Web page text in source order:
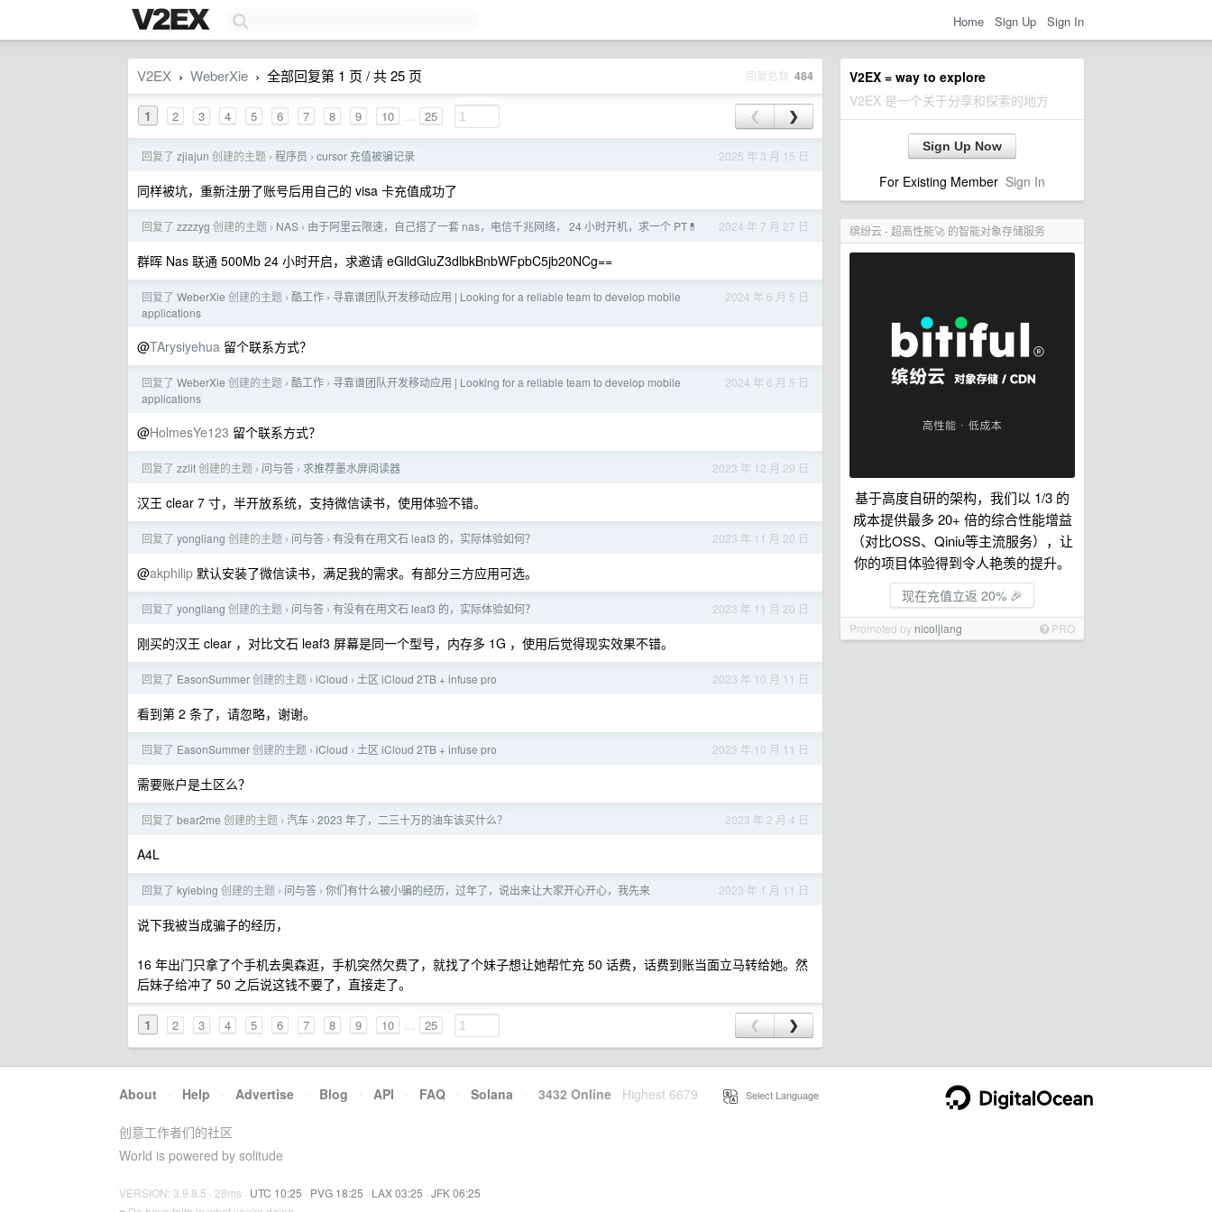
Home Sign Up Sign In
V2EX = way to explore
V2EX 是一个关于分享和探索的地方
Sign Up Now
For Existing Member Sign In
缤纷云 - 超高性能🚀 的智能对象存储服务
基于高度自研的架构，我们以 1/3 的
成本提供最多 20+ 倍的综合性能增益
（对比OSS、Qiniu等主流服务），让
你的项目体验得到令人艳羡的提升。
现在充值立返 20% 🎉
Promoted by nicoljiang PRO
V2EX › WeberXie › 全部回复第 1 页 / 共 25 页 回复总数 484
1 2 3 4 5 6 7 8 9 10 ... 25 ❮ ❯
2025 年 3 月 15 日
回复了 zjiajun 创建的主题 › 程序员 › cursor 充值被骗记录
同样被坑，重新注册了账号后用自己的 visa 卡充值成功了
2024 年 7 月 27 日
回复了 zzzzyg 创建的主题 › NAS › 由于阿里云限速，自己搭了一套 nas，电信千兆网络， 24 小时开机，求一个 PT💊
群晖 Nas 联通 500Mb 24 小时开启，求邀请 eGlldGluZ3dlbkBnbWFpbC5jb20NCg==
2024 年 6 月 5 日
回复了 WeberXie 创建的主题 › 酷工作 › 寻靠谱团队开发移动应用 | Looking for a reliable team to develop mobile
applications
@TArysiyehua 留个联系方式？
2024 年 6 月 5 日
回复了 WeberXie 创建的主题 › 酷工作 › 寻靠谱团队开发移动应用 | Looking for a reliable team to develop mobile
applications
@HolmesYe123 留个联系方式？
2023 年 12 月 29 日
回复了 zzlit创建的主题 › 问与答 › 求推荐墨水屏阅读器
汉王 clear 7 寸，半开放系统，支持微信读书，使用体验不错。
2023 年 11 月 20 日
回复了 yongliang 创建的主题 › 问与答 › 有没有在用文石 leaf3 的，实际体验如何？
@akphilip 默认安装了微信读书，满足我的需求。有部分三方应用可选。
2023 年 11 月 20 日
回复了 yongliang 创建的主题 › 问与答 › 有没有在用文石 leaf3 的，实际体验如何？
刚买的汉王 clear ，对比文石 leaf3 屏幕是同一个型号，内存多 1G ，使用后觉得现实效果不错。
2023 年 10 月 11 日
回复了 EasonSummer创建的主题 › iCloud › 土区 iCloud 2TB + infuse pro
看到第 2 条了，请忽略，谢谢。
2023 年 10 月 11 日
回复了 EasonSummer创建的主题 › iCloud › 土区 iCloud 2TB + infuse pro
需要账户是土区么？
2023 年 2 月 4 日
回复了 bear2me 创建的主题 › 汽车 › 2023 年了，二三十万的油车该买什么？
A4L
2023 年 1 月 11 日
回复了 kylebing 创建的主题 › 问与答 › 你们有什么被小骗的经历，过年了，说出来让大家开心开心，我先来
说下我被当成骗子的经历，
16 年出门只拿了个手机去奥森逛，手机突然欠费了，就找了个妹子想让她帮忙充 50 话费，话费到账当面立马转给她。然
后妹子给冲了 50 之后说这钱不要了，直接走了。
1 2 3 4 5 6 7 8 9 10 ... 25 ❮ ❯
About · Help · Advertise · Blog · API · FAQ · Solana · 3432 Online Highest 6679 Select Language
创意工作者们的社区
World is powered by solitude
VERSION: 3.9.8.5 · 28ms · UTC 10:25 · PVG 18:25 · LAX 03:25 · JFK 06:25